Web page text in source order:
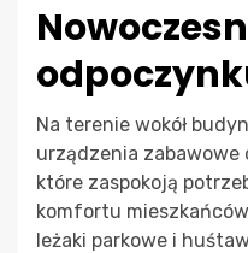
Na terenie wokół
urządzenia
które zaspokoją
komfortu
leżaki parkowe i